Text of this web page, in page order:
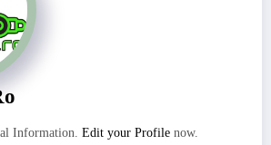
Information. Edit your Profile now.